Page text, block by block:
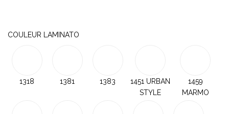
COULEUR LAMINATO
1318 1381 1383
1451 URBAN
STYLE
1459
MARMO